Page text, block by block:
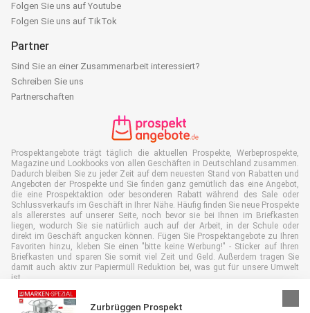
Zurbrüggen Prospekt
Folgen Sie uns auf Youtube
Folgen Sie uns auf TikTok
Partner
Sind Sie an einer Zusammenarbeit interessiert?
Schreiben Sie uns
Partnerschaften
Prospektangebote trägt täglich die aktuellen Prospekte, Werbeprospekte,
Magazine und Lookbooks von allen Geschäften in Deutschland zusammen.
Dadurch bleiben Sie zu jeder Zeit auf dem neuesten Stand von Rabatten und
Angeboten der Prospekte und Sie finden ganz gemütlich das eine Angebot,
die eine Prospektaktion oder besonderen Rabatt während des Sale oder
Schlussverkaufs im Geschäft in Ihrer Nähe. Häufig finden Sie neue Prospekte
als allererstes auf unserer Seite, noch bevor sie bei Ihnen im Briefkasten
liegen, wodurch Sie sie natürlich auch auf der Arbeit, in der Schule oder
direkt im Geschäft angucken können. Fügen Sie Prospektangebote zu Ihren
Favoriten hinzu, kleben Sie einen "bitte keine Werbung!" - Sticker auf Ihren
Briefkasten und sparen Sie somit viel Zeit und Geld. Außerdem tragen Sie
damit auch aktiv zur Papiermüll Reduktion bei, was gut für unsere Umwelt
ist.